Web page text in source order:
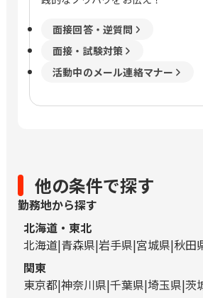
面接回答・逆質問
面接・試験対策
活動中のメール連絡マナー
他の条件で探す
勤務地から探す
北海道・東北
北海道 青森県 岩手県 宮城県 秋田
関東
東京都 神奈川県 千葉県 埼玉県 茨